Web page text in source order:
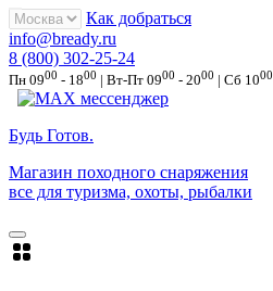
Как добраться
info@bready.ru
8 (800) 302-25-24
Пн 0900 - 1800 | Вт-Пт 0900 - 2000 | Сб 1000
Будь Готов.
Магазин походного снаряжения
все для туризма, охоты, рыбалки